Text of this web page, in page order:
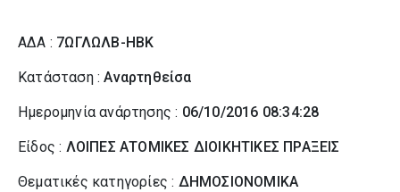
ΑΔΑ : 7ΩΓΛΩΛΒ-ΗΒΚ
Κατάσταση :Αναρτηθείσα
Ημερομηνία ανάρτησης : 06/10/2016 08:34:28
Είδος : ΛΟΙΠΕΣ ΑΤΟΜΙΚΕΣ ΔΙΟΙΚΗΤΙΚΕΣ ΠΡΑΞΕΙΣ
Θεματικές κατηγορίες : ΔΗΜΟΣΙΟΝΟΜΙΚΑ